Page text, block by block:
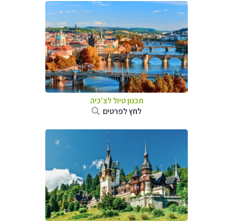
תכנון טיול לצ'כיה
לחץ לפרטים